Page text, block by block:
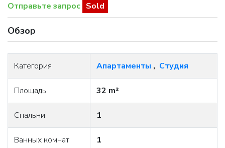
Отправьте запрос Sold
Обзор
Категория Апартаменты , Студия
Площадь 32 m²
Спальни 1
Ванных комнат 1